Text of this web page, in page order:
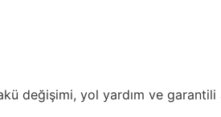
değişimi, yol yardım ve garantili